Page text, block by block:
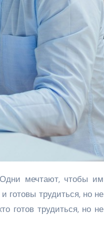
готовы трудиться, но не
готов трудиться, но не